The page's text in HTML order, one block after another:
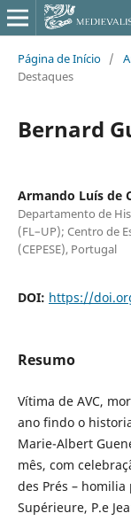
Página de Início /
Destaques
Bernard
Armando Luís de
Departamento de
(FL–UP); Centro de
(CEPESE), Portugal
DOI: https://
Resumo
Vítima de AVC,
ano findo o
Marie-Albert
mês, com
des Prés – homilia
Supérieure, P.e